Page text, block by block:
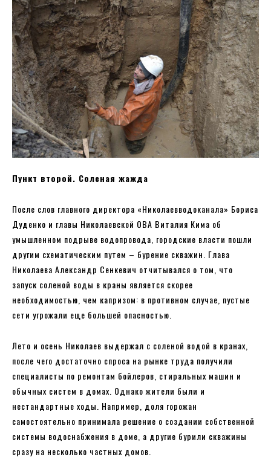
Пункт второй. Соленая жажда
После слов главного директора «Николаевводоканала» Бориса
Дуденко и главы Николаевской ОВА Виталия Кима об
умышленном подрыве водопровода, городские власти пошли
другим схематическим путем – бурение скважин. Глава
Николаева Александр Сенкевич отчитывался о том, что
запуск соленой воды в краны является скорее
необходимостью, чем капризом: в противном случае, пустые
сети угрожали еще большей опасностью.
Лето и осень Николаев выдержал с соленой водой в кранах,
после чего достаточно спроса на рынке труда получили
специалисты по ремонтам бойлеров, стиральных машин и
обычных систем в домах. Однако жители были и
нестандартные ходы. Например, доля горожан
самостоятельно принимала решение о создании собственной
системы водоснабжения в доме, а другие бурили скважины
сразу на несколько частных домов.